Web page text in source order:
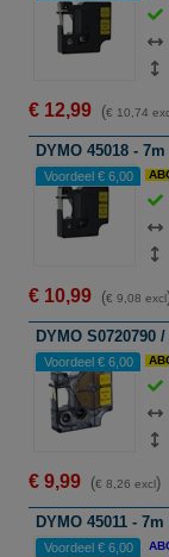
€ 12,99 (€ 10,74
DYMO 45018 -
Voordeel € 6,00
€ 10,99 (€ 9,08 excl
DYMO S0720790
Voordeel € 6,00
€ 9,99 (€ 8,26 excl)
DYMO 45011 -
Voordeel € 6,00